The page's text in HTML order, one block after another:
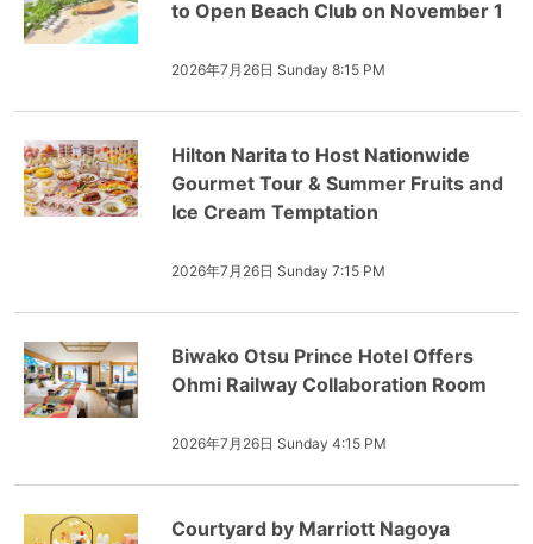
to Open Beach Club on November 1
2026年7月26日 Sunday 8:15 PM
Hilton Narita to Host Nationwide
Gourmet Tour & Summer Fruits and
Ice Cream Temptation
2026年7月26日 Sunday 7:15 PM
Biwako Otsu Prince Hotel Offers
Ohmi Railway Collaboration Room
2026年7月26日 Sunday 4:15 PM
Courtyard by Marriott Nagoya